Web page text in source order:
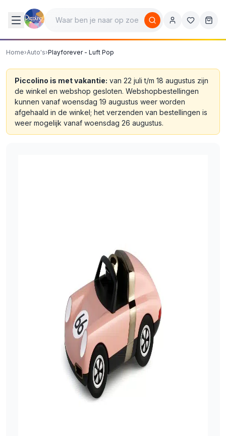
Home›Auto's›Playforever - Luft Pop
Piccolino is met vakantie: van 22 juli t/m 18 augustus zijn
de winkel en webshop gesloten. Webshopbestellingen
kunnen vanaf woensdag 19 augustus weer worden
afgehaald in de winkel; het verzenden van bestellingen is
weer mogelijk vanaf woensdag 26 augustus.